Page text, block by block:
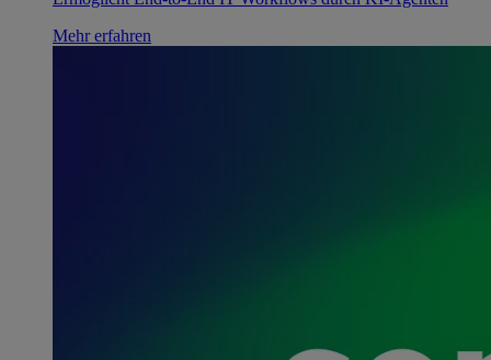
Mehr erfahren